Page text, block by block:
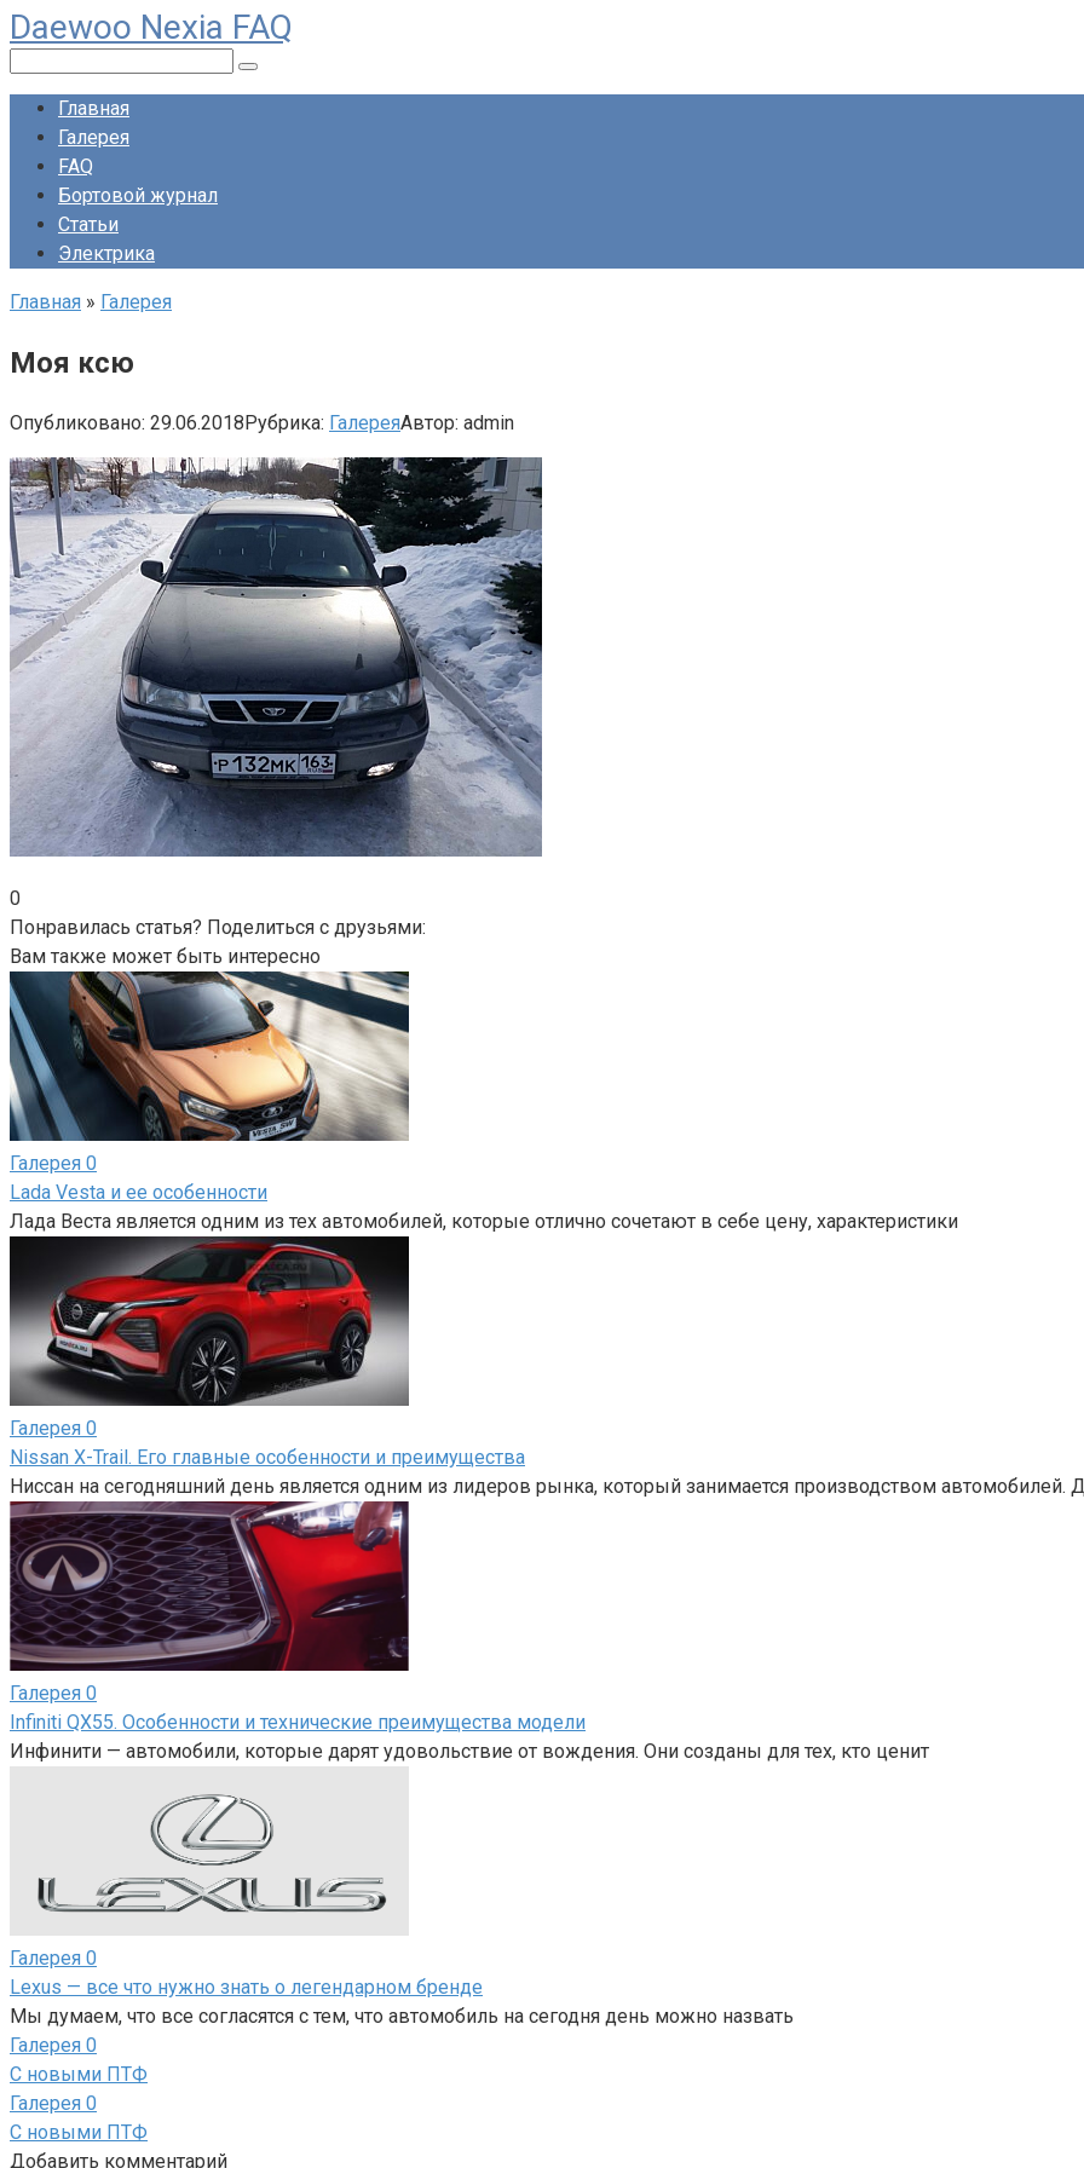
Перейти
к
контенту
Daewoo Nexia FAQ
Главная
Галерея
FAQ
Бортовой журнал
Статьи
Электрика
Главная » Галерея
Моя ксю
Опубликовано: 29.06.2018Рубрика: ГалереяАвтор: admin
0
Понравилась статья? Поделиться с друзьями:
Вам также может быть интересно
Галерея 0
Lada Vesta и ее особенности
Лада Веста является одним из тех автомобилей, которые отлично сочетают в себе цену, характеристики
Галерея 0
Nissan X-Trail. Его главные особенности и преимущества
Ниссан на сегодняшний день является одним из лидеров рынка, который занимается производством автомобилей.
Галерея 0
Infiniti QX55. Особенности и технические преимущества модели
Инфинити — автомобили, которые дарят удовольствие от вождения. Они созданы для тех, кто ценит
Галерея 0
Lexus — все что нужно знать о легендарном бренде
Мы думаем, что все согласятся с тем, что автомобиль на сегодня день можно назвать
Галерея 0
С новыми ПТФ
Галерея 0
С новыми ПТФ
Добавить комментарий